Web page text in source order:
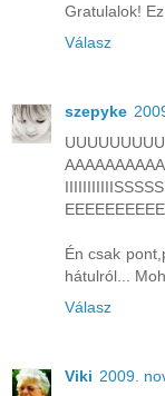
Gratulalok!
Válasz
szepyke
Én csak
hátulról...
Válasz
Viki 2009.